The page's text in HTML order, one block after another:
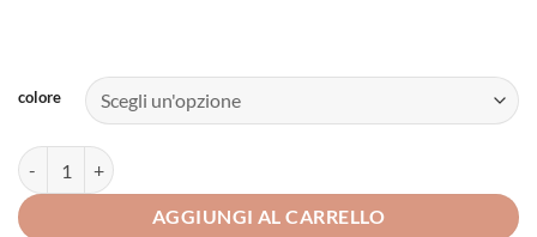
colore
Rapala cap Classic quantità
AGGIUNGI AL CARRELLO